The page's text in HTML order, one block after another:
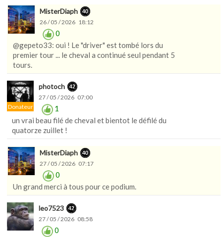
MisterDiaph
26 / 05 / 2026 18:12
0
@gepeto33: oui ! Le "driver" est tombé lors du
premier tour ... le cheval a continué seul pendant 5
tours.
Donateur
photoch
27 / 05 / 2026 07:00
1
un vrai beau filé de cheval et bientot le défilé du
quatorze zuillet !
MisterDiaph
27 / 05 / 2026 07:17
0
Un grand merci à tous pour ce podium.
leo7523
27 / 05 / 2026 08:58
0